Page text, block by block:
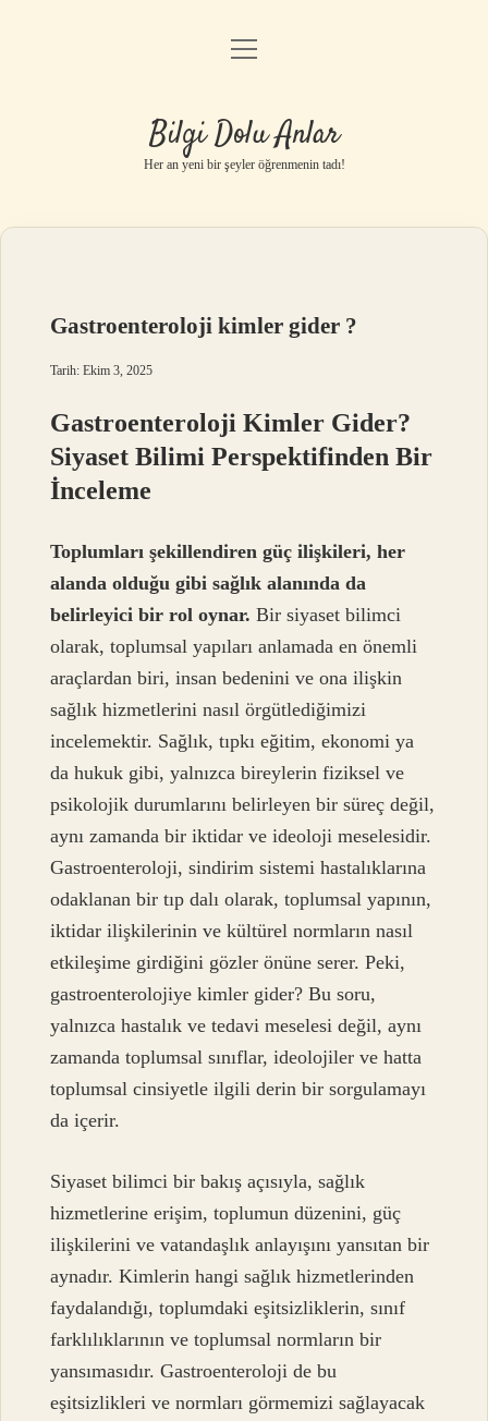
Anasayfa
Yasal Uyarı
menüyü
Bilgi Dolu Anlar
Her an yeni bir şeyler öğrenmenin tadı!
Gastroenteroloji kimler gider ?
Tarih: Ekim 3, 2025
Gastroenteroloji Kimler Gider?
Siyaset Bilimi Perspektifinden Bir
İnceleme
Toplumları şekillendiren güç ilişkileri, her
alanda olduğu gibi sağlık alanında da
belirleyici bir rol oynar. Bir siyaset bilimci
olarak, toplumsal yapıları anlamada en önemli
araçlardan biri, insan bedenini ve ona ilişkin
sağlık hizmetlerini nasıl örgütlediğimizi
incelemektir. Sağlık, tıpkı eğitim, ekonomi ya
da hukuk gibi, yalnızca bireylerin fiziksel ve
psikolojik durumlarını belirleyen bir süreç değil,
aynı zamanda bir iktidar ve ideoloji meselesidir.
Gastroenteroloji, sindirim sistemi hastalıklarına
odaklanan bir tıp dalı olarak, toplumsal yapının,
iktidar ilişkilerinin ve kültürel normların nasıl
etkileşime girdiğini gözler önüne serer. Peki,
gastroenterolojiye kimler gider? Bu soru,
yalnızca hastalık ve tedavi meselesi değil, aynı
zamanda toplumsal sınıflar, ideolojiler ve hatta
toplumsal cinsiyetle ilgili derin bir sorgulamayı
da içerir.
Siyaset bilimci bir bakış açısıyla, sağlık
hizmetlerine erişim, toplumun düzenini, güç
ilişkilerini ve vatandaşlık anlayışını yansıtan bir
aynadır. Kimlerin hangi sağlık hizmetlerinden
faydalandığı, toplumdaki eşitsizliklerin, sınıf
farklılıklarının ve toplumsal normların bir
yansımasıdır. Gastroenteroloji de bu
eşitsizlikleri ve normları görmemizi sağlayacak